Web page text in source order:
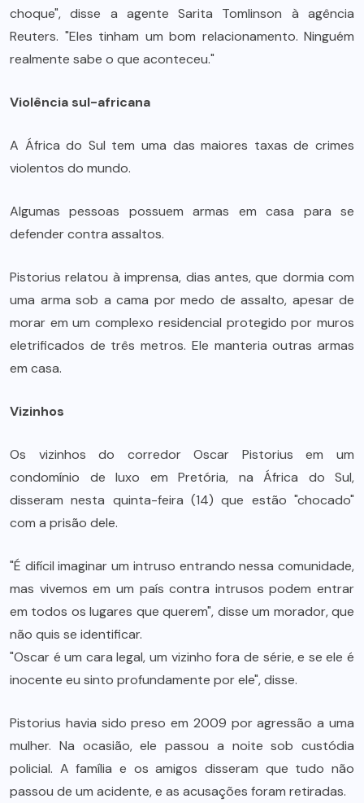
choque", disse a agente Sarita Tomlinson à agência
Reuters. "Eles tinham um bom relacionamento. Ninguém
realmente sabe o que aconteceu."
Violência sul-africana
A África do Sul tem uma das maiores taxas de crimes
violentos do mundo.
Algumas pessoas possuem armas em casa para se
defender contra assaltos.
Pistorius relatou à imprensa, dias antes, que dormia com
uma arma sob a cama por medo de assalto, apesar de
morar em um complexo residencial protegido por muros
eletrificados de três metros. Ele manteria outras armas
em casa.
Vizinhos
Os vizinhos do corredor Oscar Pistorius em um
condomínio de luxo em Pretória, na África do Sul,
disseram nesta quinta-feira (14) que estão "chocado"
com a prisão dele.
"É difícil imaginar um intruso entrando nessa comunidade,
mas vivemos em um país contra intrusos podem entrar
em todos os lugares que querem", disse um morador, que
não quis se identificar.
"Oscar é um cara legal, um vizinho fora de série, e se ele é
inocente eu sinto profundamente por ele", disse.
Pistorius havia sido preso em 2009 por agressão a uma
mulher. Na ocasião, ele passou a noite sob custódia
policial. A família e os amigos disseram que tudo não
passou de um acidente, e as acusações foram retiradas.